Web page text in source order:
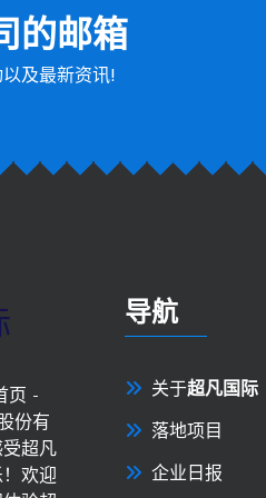
的邮箱
及最新资讯!
页 -
份有
超凡
欢迎
导航
关于超凡国际
落地项目
企业日报